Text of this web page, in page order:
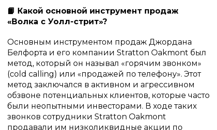
📙 Какой основной инструмент продаж
«Волка с Уолл-стрит»?
Основным инструментом продаж Джордана
Белфорта и его компании Stratton Oakmont был
метод, который он называл «горячим звонком»
(cold calling) или «продажей по телефону». Этот
метод заключался в активном и агрессивном
обзвоне потенциальных клиентов, которые часто
были неопытными инвесторами. В ходе таких
звонков сотрудники Stratton Oakmont
продавали им низколиквидные акции по